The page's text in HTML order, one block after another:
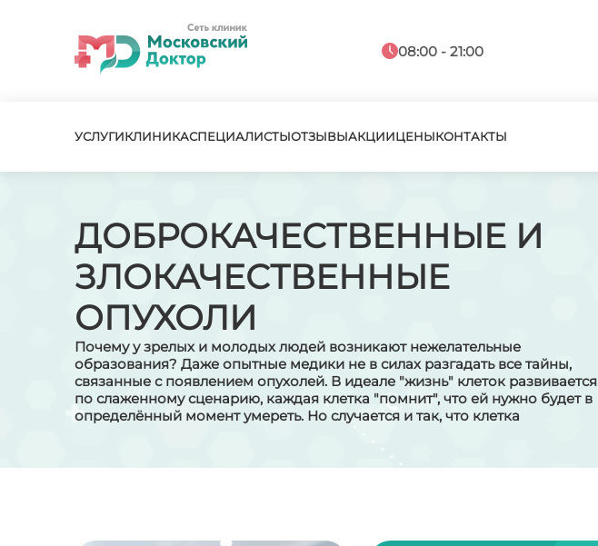
08:00 - 21:00
УСЛУГИКЛИНИКАСПЕЦИАЛИСТЫОТЗЫВЫАКЦИИЦЕНЫКОНТАКТЫ
ДОБРОКАЧЕСТВЕННЫЕ И
ЗЛОКАЧЕСТВЕННЫЕ
ОПУХОЛИ
Почему у зрелых и молодых людей возникают нежелательные
образования? Даже опытные медики не в силах разгадать все тайны,
связанные с появлением опухолей. В идеале "жизнь" клеток развивается
по слаженному сценарию, каждая клетка "помнит", что ей нужно будет в
определённый момент умереть. Но случается и так, что клетка